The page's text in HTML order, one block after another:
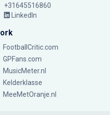
+31645516860
LinkedIn
FootballCritic.com
GPFans.com
MusicMeter.nl
Kelderklasse
MeeMetOranje.nl